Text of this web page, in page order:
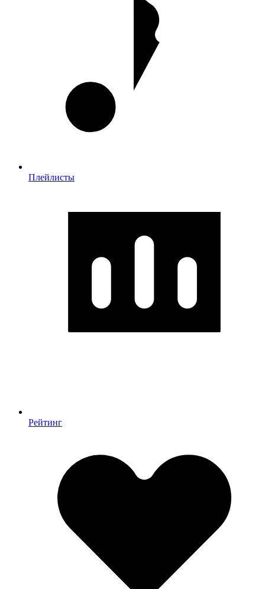
Плейлисты
Рейтинг